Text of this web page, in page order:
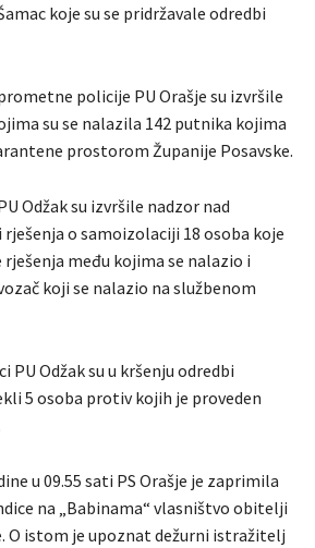
koje su se pridržavale odredbi
policije PU Orašje su izvršile
su se nalazila 142 putnika kojima
prostorom Županije Posavske.
Odžak su izvršile nadzor nad
o samoizolaciji 18 osoba koje
među kojima se nalazio i
koji se nalazio na službenom
PU Odžak su u kršenju odredbi
5 osoba protiv kojih je proveden
u 09.55 sati PS Orašje je zaprimila
na „Babinama“ vlasništvo obitelji
O istom je upoznat dežurni istražitelj